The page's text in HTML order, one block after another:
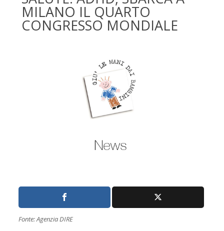
MILANO IL QUARTO
CONGRESSO MONDIALE
Fonte: Agenzia DIRE